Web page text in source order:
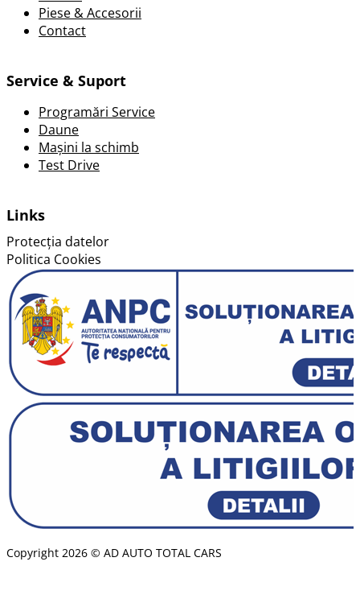
Piese & Accesorii
Contact
Service & Suport
Programări Service
Daune
Mașini la schimb
Test Drive
Links
Protecția datelor
Politica Cookies
Copyright 2026 © AD AUTO TOTAL CARS